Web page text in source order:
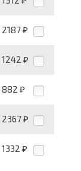
2187 ₽
1242 ₽
882 ₽
2367 ₽
1332 ₽